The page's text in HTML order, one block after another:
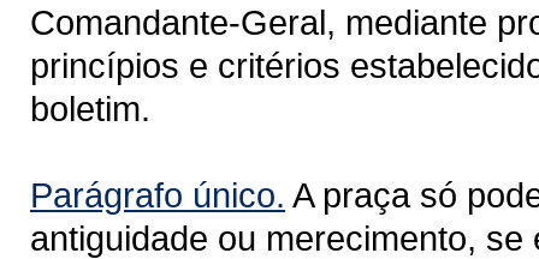
Comandante-Geral, mediante
princípios e critérios
boletim.
Parágrafo único. A praça só
antiguidade ou merecimento,